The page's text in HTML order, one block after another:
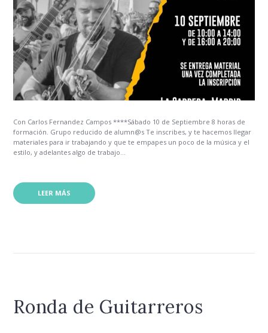
Con Carlos Fernandez Campos ****Sábado 10 de Septiembre 8 horas de
formación. Grupo reducido de alumn@s Te inscribes, y te hacemos llegar
materiales para ir trabajando y que te empapes un poco de la música y el
estilo, y adelantes algo de trabajo...
LEER MÁS
Ronda de Guitarreros